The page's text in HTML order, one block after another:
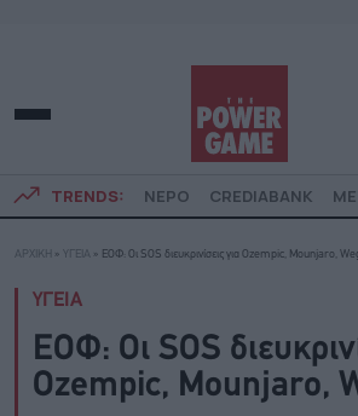
TRENDS: ΝΕΡΟ CREDIABANK
ΑΡΧΙΚΗ » ΥΓΕΙΑ » ΕΟΦ: Οι SOS διευκρινίσεις για Ozempic, Mounjaro,
ΥΓΕΙΑ
ΕΟΦ: Οι SOS
Ozempic, Mounjaro,